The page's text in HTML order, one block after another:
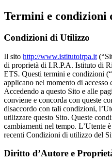
Termini e condizioni
Condizioni di Utilizzo
Il sito http://www.istitutoirpa.it
di proprietà di I.R.P.A. Istituto di
ETS. Questi termini e condizioni
applicano nel momento di
Accedendo a questo Sito e alle
conviene e concorda con queste
disaccordo con tali condizioni,
utilizzare questo Sito. Queste
cambiamenti nel tempo. L’Utente
recenti Condizioni di utilizzo del
Diritto d’Autore e